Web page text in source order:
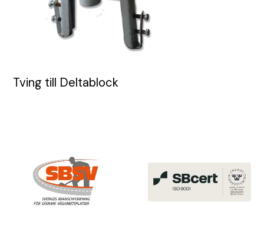
Tving till Deltablock